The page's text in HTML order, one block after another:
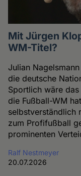
Mit Jürgen
WM-Titel?
Julian
die deutsche
Sportlich wäre
die Fußball-WM
selbstverständlich
zum Profifußball
prominenten
Ralf Nestmeyer
20.07.2026